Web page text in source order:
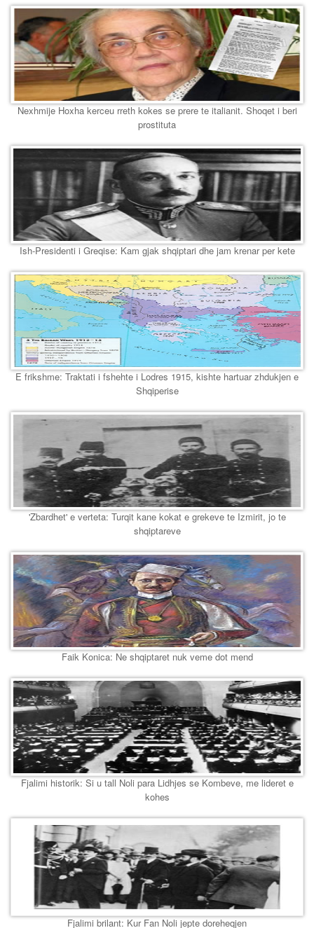
Nexhmije Hoxha kerceu rreth kokes se prere te italianit. Shoqet i beri
prostituta
Ish-Presidenti i Greqise: Kam gjak shqiptari dhe jam krenar per kete
E frikshme: Traktati i fshehte i Lodres 1915, kishte hartuar zhdukjen e
Shqiperise
'Zbardhet' e verteta: Turqit kane kokat e grekeve te Izmirit, jo te
shqiptareve
Faik Konica: Ne shqiptaret nuk veme dot mend
Fjalimi historik: Si u tall Noli para Lidhjes se Kombeve, me lideret e
kohes
Fjalimi brilant: Kur Fan Noli jepte doreheqjen